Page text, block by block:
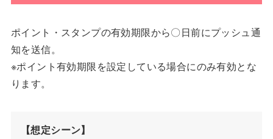
ポイント・スタンプの有効期限から〇日前にプッシュ通
知を送信。
※ポイント有効期限を設定している場合にのみ有効とな
ります。
【想定シーン】